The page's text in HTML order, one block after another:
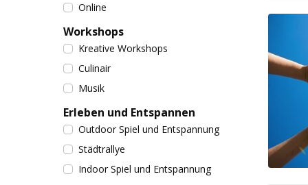
Online
Workshops
Kreative Workshops
Culinair
Musik
Erleben und Entspannen
Outdoor Spiel und Entspannung
Städtrallye
Indoor Spiel und Entspannung